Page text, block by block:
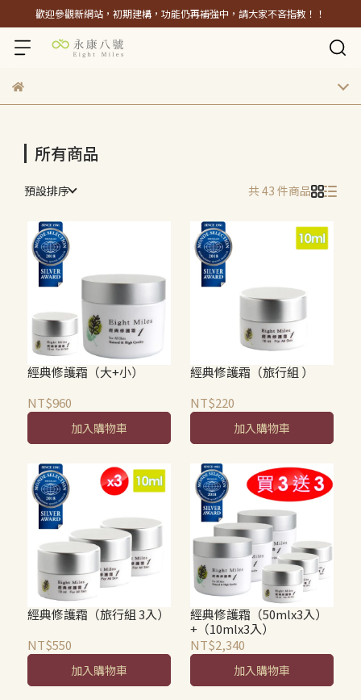
歡迎參觀新網站，初期建構，功能仍再補強中，請大家不吝指教！！
所有商品
預設排序 共 43 件商品
經典修護霜（大+小）
NT$960
加入購物車
經典修護霜（旅行組 ）
NT$220
加入購物車
經典修護霜（旅行組 3入）
NT$550
加入購物車
經典修護霜（50mlx3入）
+（10mlx3入）
NT$2,340
加入購物車